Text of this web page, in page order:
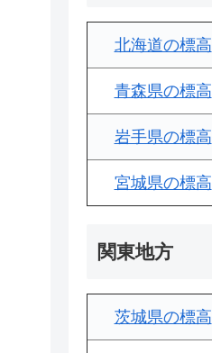
北海道の標高
青森県の標高
岩手県の標高
宮城県の標高
関東地方
茨城県の標高